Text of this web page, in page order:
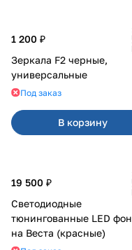
1 200 ₽
Зеркала F2 черные,
универсальные
Под заказ
В корзину
19 500 ₽
Светодиодные
тюнингованные LED
на Веста (красные)